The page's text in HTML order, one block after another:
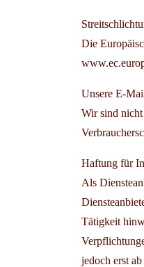
Die
Unsere E-
Wir sind
Haftung für
Als
Tätigkeit
jedoch erst